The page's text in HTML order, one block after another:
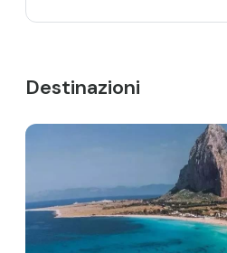
Destinazioni